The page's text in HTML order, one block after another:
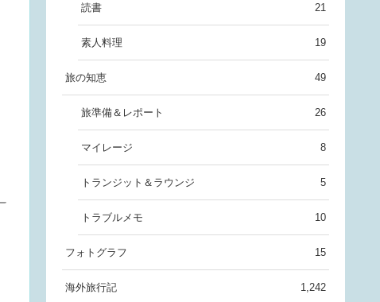
読書 21
素人料理 19
旅の知恵 49
旅準備＆レポート 26
マイレージ 8
トランジット＆ラウンジ 5
トラブルメモ 10
フォトグラフ 15
海外旅行記 1,242